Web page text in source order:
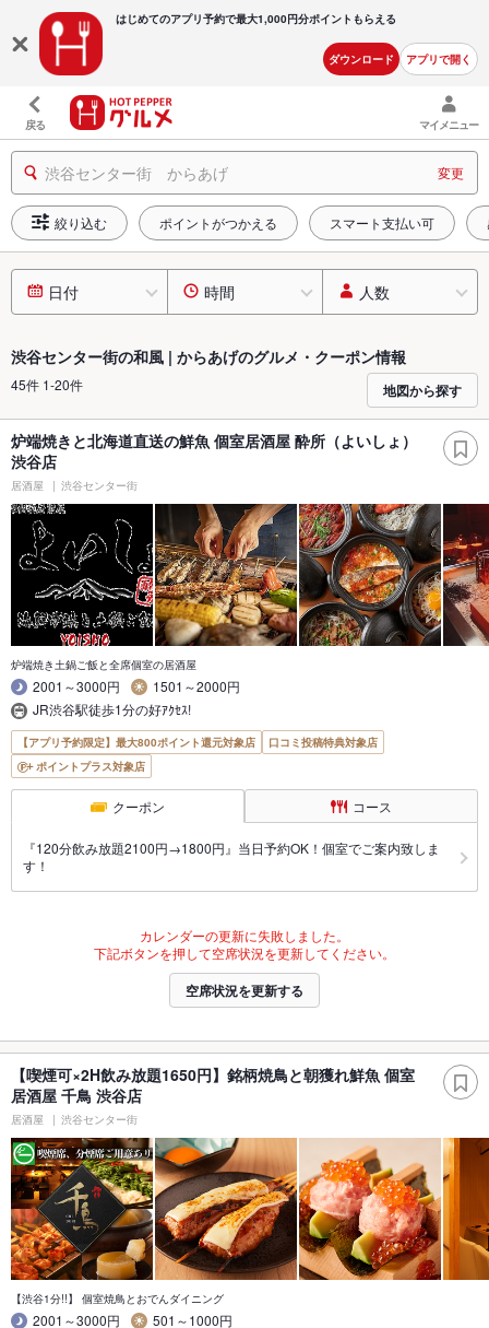
はじめてのアプリ予約で最大1,000円分ポイントもらえる
ダウンロード アプリで開く
戻る マイメニュー
渋谷センター街 からあげ 変更
絞り込む ポイントがつかえる スマート支払い可
日付 時間 人数
渋谷センター街の和風 | からあげのグルメ・クーポン情報
45件 1-20件 地図から探す
炉端焼きと北海道直送の鮮魚 個室居酒屋 酔所（よいしょ）
渋谷店
居酒屋 渋谷センター街
炉端焼き土鍋ご飯と全席個室の居酒屋
2001～3000円
1501～2000円
JR渋谷駅徒歩1分の好ｱｸｾｽ!
【アプリ予約限定】最大800ポイント還元対象店
口コミ投稿特典対象店
ポイントプラス対象店
クーポン コース
『120分飲み放題2100円→1800円』当日予約OK！個室でご案内致しま
す！
カレンダーの更新に失敗しました。
下記ボタンを押して空席状況を更新してください。
空席状況を更新する
【喫煙可×2H飲み放題1650円】銘柄焼鳥と朝獲れ鮮魚 個室
居酒屋 千鳥 渋谷店
居酒屋 渋谷センター街
【渋谷1分!!】 個室焼鳥とおでんダイニング
2001～3000円
501～1000円